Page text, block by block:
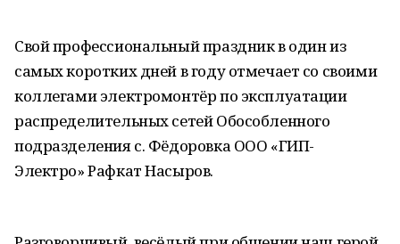
Свой профессиональный праздник в один из
самых коротких дней в году отмечает со своими
коллегами электромонтёр по эксплуатации
распределительных сетей Обособленного
подразделения с. Фёдоровка ООО «ГИП-
Электро» Рафкат Насыров.